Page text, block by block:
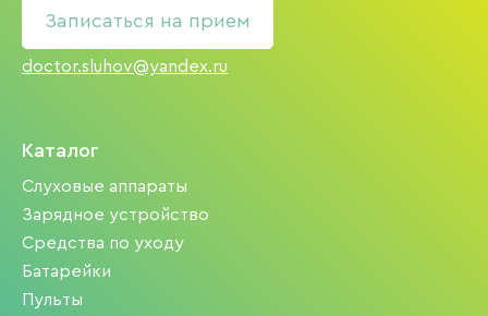
Записаться на прием
doctor.sluhov@yandex.ru
Каталог
Слуховые аппараты
Зарядное устройство
Средства по уходу
Батарейки
Пульты